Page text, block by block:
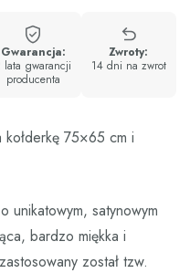
Gwarancja:
lata gwarancji
producenta
Zwroty:
14 dni na zwrot
kołderkę 75×65 cm i
unikatowym, satynowym
bardzo miękka i
został tzw.